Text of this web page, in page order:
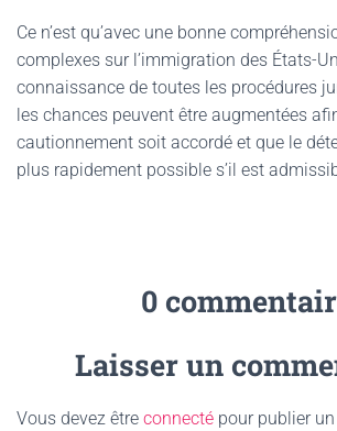
Ce n’est qu’avec une bonne
complexes sur l’immigration des États-
connaissance de toutes les procédures
les chances peuvent être augmentées
cautionnement soit accordé et que le
plus rapidement possible s’il est
0
Laisser un
Vous devez être connecté pour publier